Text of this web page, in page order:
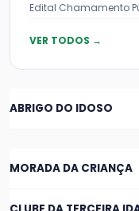
Edital Chamamento
VER TODOS →
ABRIGO DO IDOSO
MORADA DA CRIANÇA